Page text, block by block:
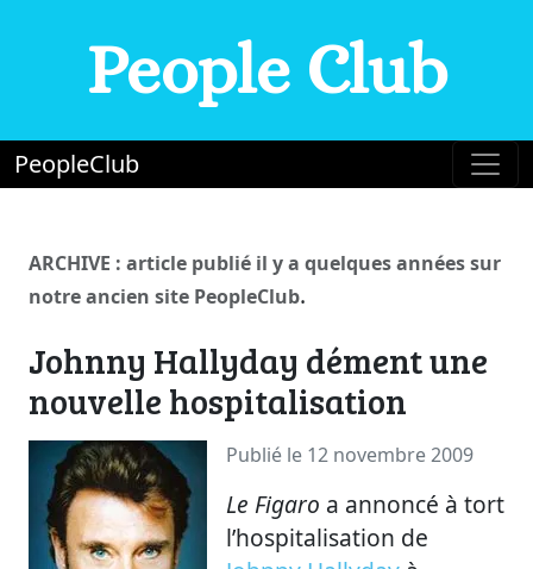
People Club
PeopleClub
ARCHIVE : article publié il y a quelques années sur
notre ancien site PeopleClub.
Johnny Hallyday dément une
nouvelle hospitalisation
Publié le 12 novembre 2009
Le Figaro a annoncé à tort
l’hospitalisation de